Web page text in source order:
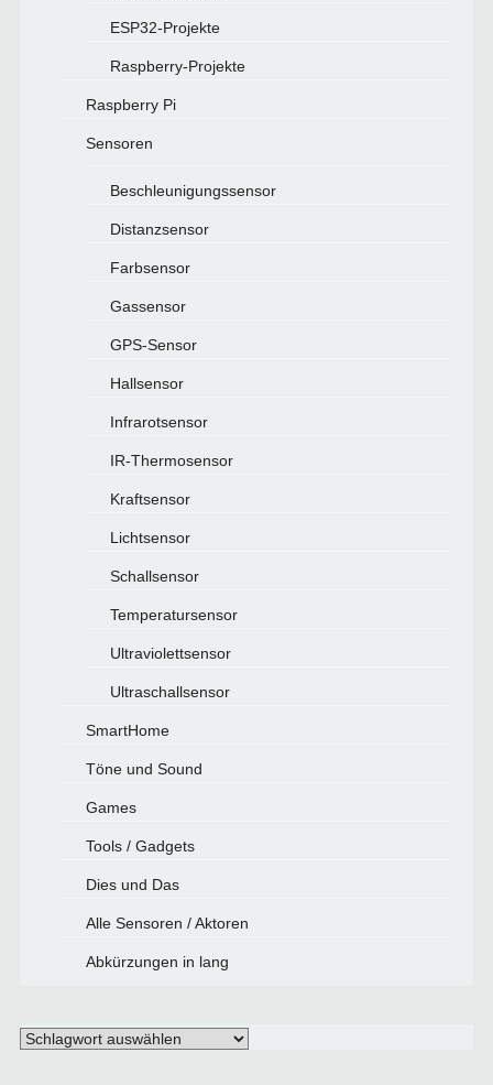
ESP32-Projekte
Raspberry-Projekte
Raspberry Pi
Sensoren
Beschleunigungssensor
Distanzsensor
Farbsensor
Gassensor
GPS-Sensor
Hallsensor
Infrarotsensor
IR-Thermosensor
Kraftsensor
Lichtsensor
Schallsensor
Temperatursensor
Ultraviolettsensor
Ultraschallsensor
SmartHome
Töne und Sound
Games
Tools / Gadgets
Dies und Das
Alle Sensoren / Aktoren
Abkürzungen in lang
Schlagwörter